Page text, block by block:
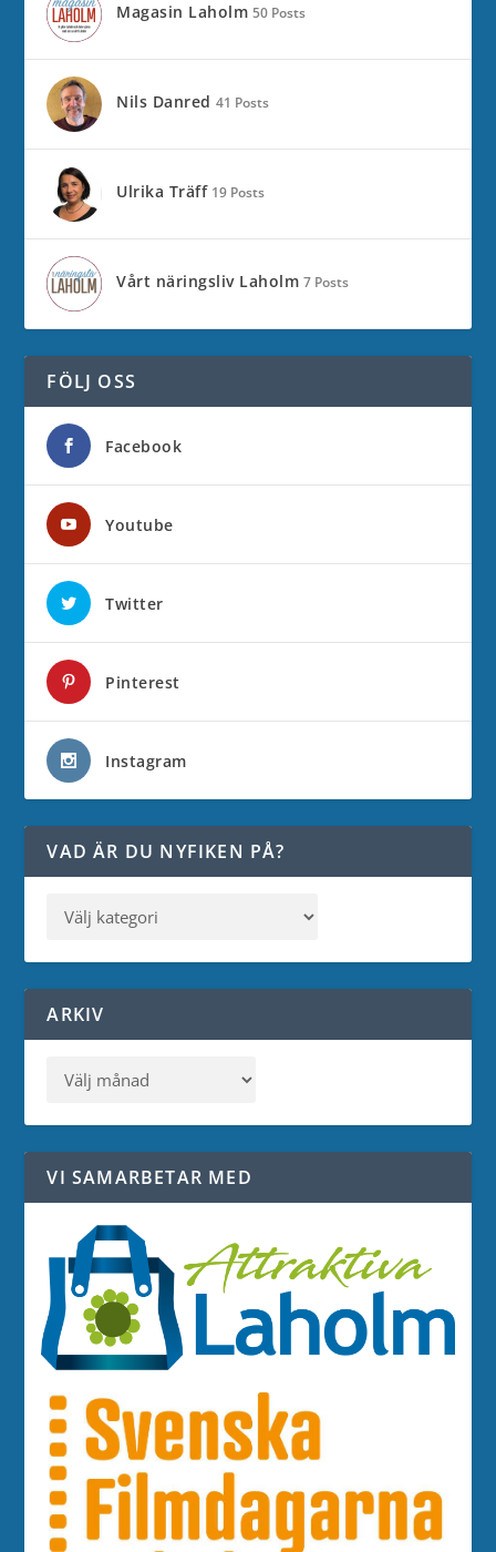
Magasin Laholm 50 Posts
Nils Danred 41 Posts
Ulrika Träff 19 Posts
Vårt näringsliv Laholm 7 Posts
FÖLJ OSS
Facebook
Youtube
Twitter
Pinterest
Instagram
VAD ÄR DU NYFIKEN PÅ?
ARKIV
VI SAMARBETAR MED